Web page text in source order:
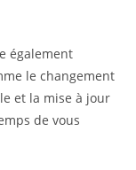
également
le changement
et la mise à jour
de vous